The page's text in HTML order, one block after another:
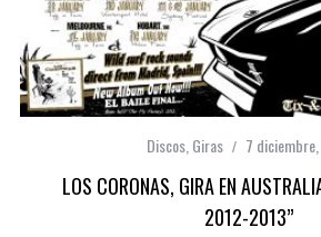
Discos Giras 7
LOS CORONAS, GIRA EN
2012-2013”